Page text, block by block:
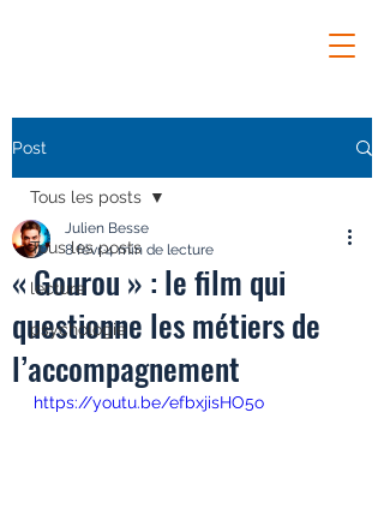
Post
Tous les posts
lecture
psychologie
Tous les posts
« Gourou » : le film qui
questionne les métiers de
l’accompagnement
Julien Besse
8 févr.4 min de lecture
https://youtu.be/efbxjisHO5o